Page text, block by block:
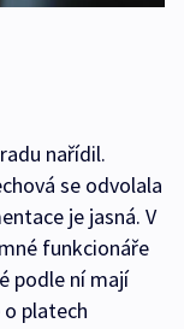
nařídil.
se odvolala
je jasná. V
funkcionáře
podle ní mají
platech